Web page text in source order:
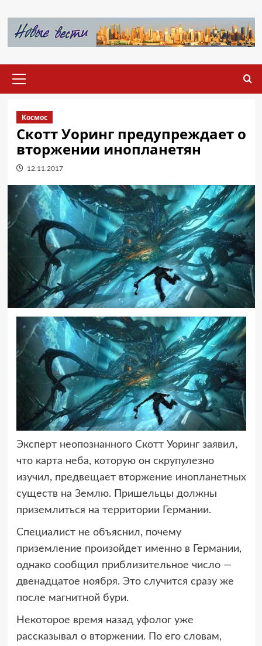
содержимому
меню
Космос
Скотт Уоринг предупреждает о
вторжении инопланетян
12.11.2017
Эксперт неопознанного Скотт Уоринг заявил,
что карта неба, которую он скрупулезно
изучил, предвещает вторжение инопланетных
существ на Землю. Пришельцы должны
приземлиться на территории Германии.
Специалист не объяснил, почему
приземление произойдет именно в Германии,
однако сообщил приблизительное число —
двенадцатое ноября. Это случится сразу же
после магнитной бури.
Некоторое время назад уфолог уже
рассказывал о вторжении. По его словам,